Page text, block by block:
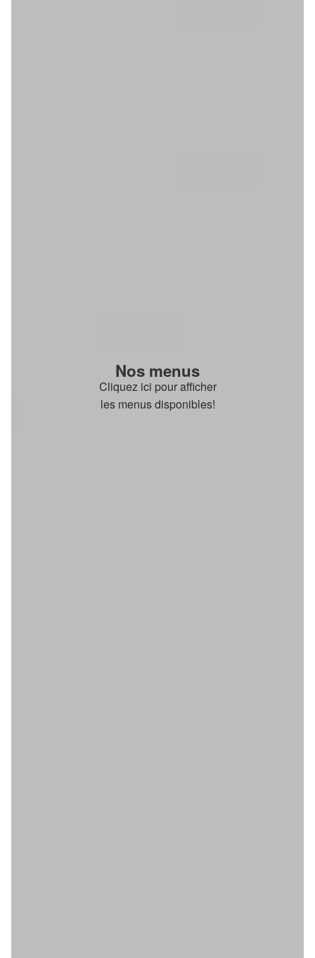
Nos menus
Cliquez ici pour afficher
les menus disponibles!